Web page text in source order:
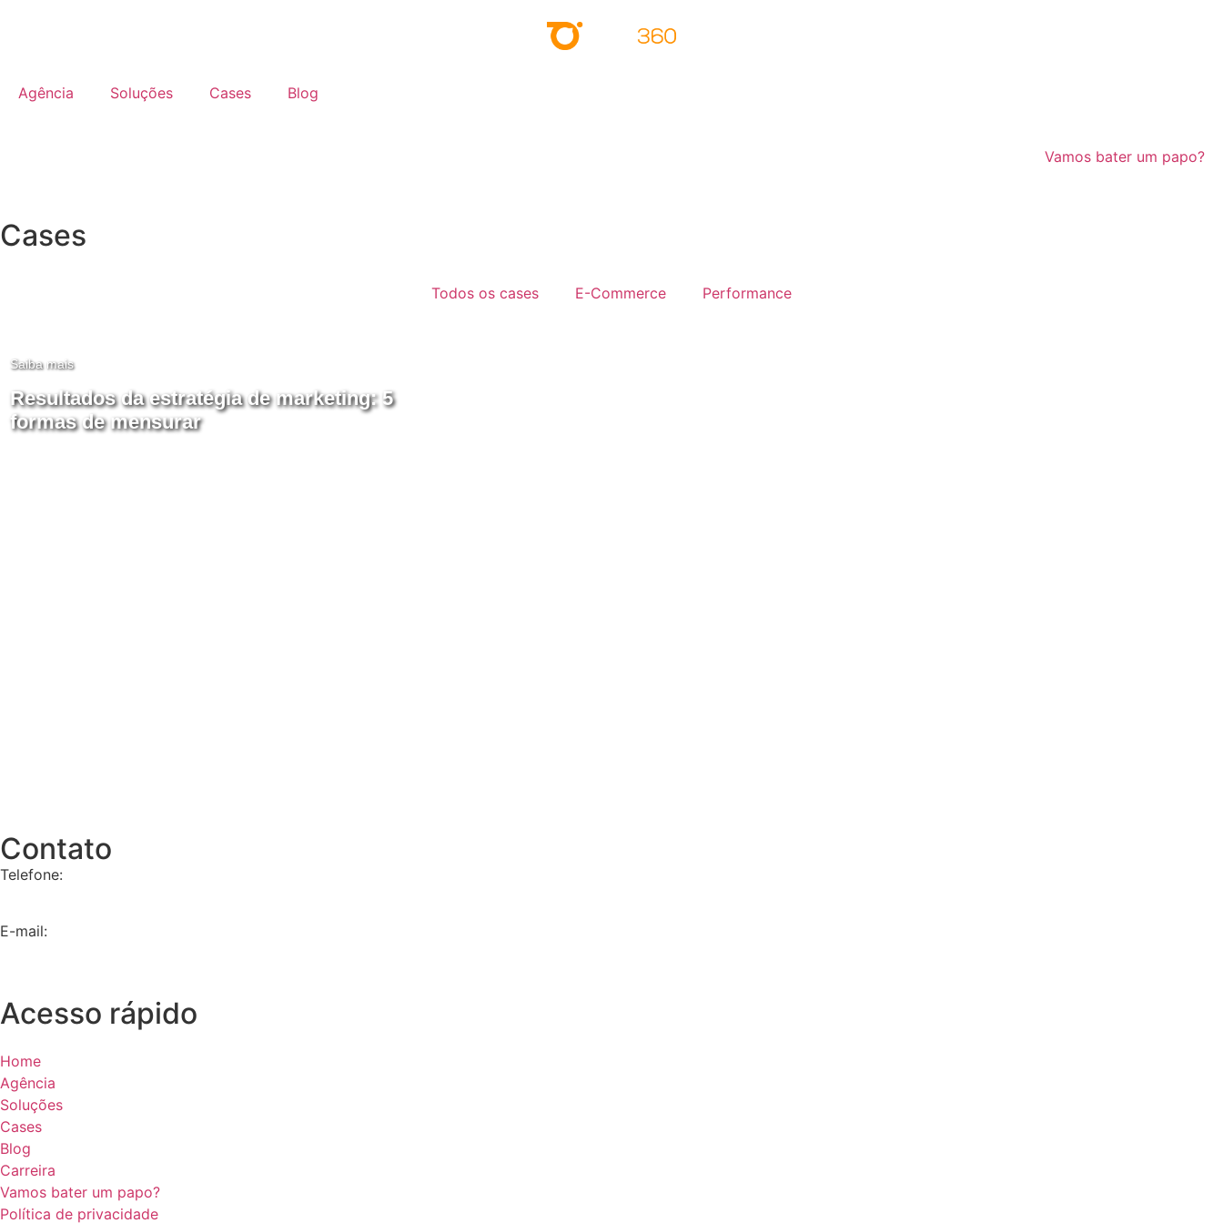
Agência Soluções Cases Blog
Vamos bater um papo?
Cases
Todos os cases E-Commerce Performance
Saiba mais
Resultados da estratégia de marketing: 5
formas de mensurar
Contato
Telefone:
E-mail:
Acesso rápido
Home
Agência
Soluções
Cases
Blog
Carreira
Vamos bater um papo?
Política de privacidade